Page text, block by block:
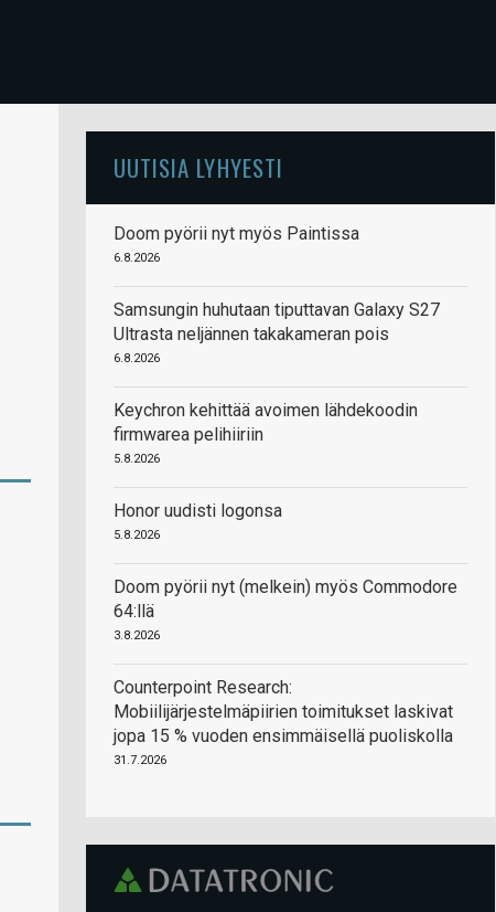
UUTISIA LYHYESTI
Doom pyörii nyt myös Paintissa
6.8.2026
Samsungin huhutaan tiputtavan Galaxy S27
Ultrasta neljännen takakameran pois
6.8.2026
Keychron kehittää avoimen lähdekoodin
firmwarea pelihiiriin
5.8.2026
Honor uudisti logonsa
5.8.2026
Doom pyörii nyt (melkein) myös Commodore
64:llä
3.8.2026
Counterpoint Research:
Mobiilijärjestelmäpiirien toimitukset laskivat
jopa 15 % vuoden ensimmäisellä puoliskolla
31.7.2026